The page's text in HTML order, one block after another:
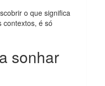
o que significa
contextos, é só
sonhar